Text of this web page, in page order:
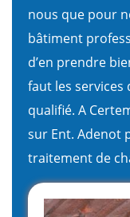
nous que pour
bâtiment
d’en prendre
faut les services
qualifié. A
sur Ent. Adenot
traitement de